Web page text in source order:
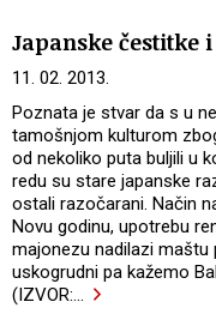
Japanske čestitke
11. 02. 2013.
Poznata je stvar da s u
tamošnjom kulturom
od nekoliko puta buljili u
redu su stare japanske
ostali razočarani. Način
Novu godinu, upotrebu
majonezu nadilazi maštu
uskogrudni pa kažemo
(IZVOR:…